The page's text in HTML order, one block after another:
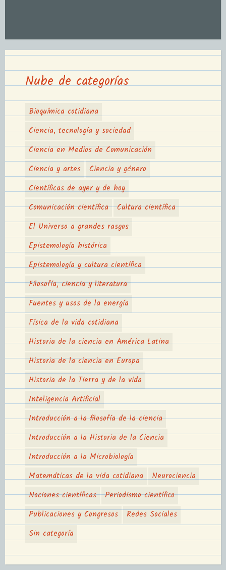
Nube de categorías
Bioquímica cotidiana
Ciencia, tecnología y sociedad
Ciencia en Medios de Comunicación
Ciencia y artes
Ciencia y género
Científicas de ayer y de hoy
Comunicación científica
Cultura científica
El Universo a grandes rasgos
Epistemología histórica
Epistemología y cultura científica
Filosofía, ciencia y literatura
Fuentes y usos de la energía
Física de la vida cotidiana
Historia de la ciencia en América Latina
Historia de la ciencia en Europa
Historia de la Tierra y de la vida
Inteligencia Artificial
Introducción a la filosofía de la ciencia
Introducción a la Historia de la Ciencia
Introducción a la Microbiología
Matemáticas de la vida cotidiana
Neurociencia
Nociones científicas
Periodismo científico
Publicaciones y Congresos
Redes Sociales
Sin categoría